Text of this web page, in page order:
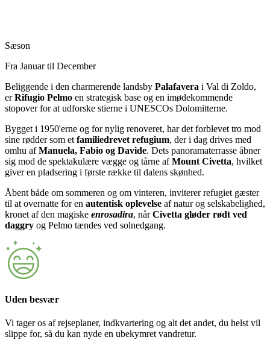
Sæson
Fra Januar til December
Beliggende i den charmerende landsby Palafavera i Val di Zoldo,
erRifugio Pelmo en strategisk base og en imødekommende
stopover for at udforske stierne i UNESCOs Dolomitterne.
Bygget i 1950'erne og for nylig renoveret, har det forblevet tro mod
sine rødder som et familiedrevet refugium, der i dag drives med
omhu afManuela, Fabio og Davide. Dets panoramaterrasse åbner
sig mod de spektakulære vægge og tårne afMount Civetta, hvilket
giver en pladsering i første række til dalens skønhed.
Åbent både om sommeren og om vinteren, inviterer refugiet gæster
til at overnatte for en autentisk oplevelse af natur og selskabelighed,
kronet af den magiske enrosadira, nårCivetta gløder rødt ved
daggry og Pelmo tændes ved solnedgang.
Uden besvær
Vi tager os af rejseplaner, indkvartering og alt det andet, du helst vil
slippe for, så du kan nyde en ubekymret vandretur.